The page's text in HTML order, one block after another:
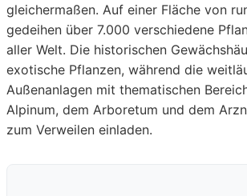
gleichermaßen. Auf einer Fläche von
gedeihen über 7.000 verschiedene
aller Welt. Die historischen
exotische Pflanzen, während die
Außenanlagen mit thematischen
Alpinum, dem Arboretum und dem
zum Verweilen einladen.